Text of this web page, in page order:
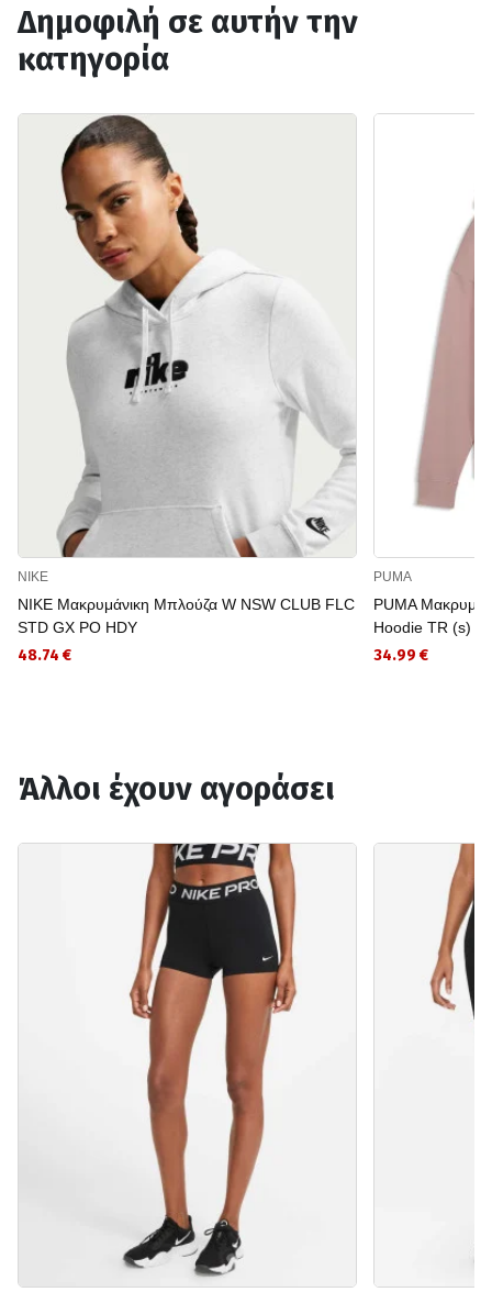
Δημοφιλή σε αυτήν την
κατηγορία
NIKE
NIKE Μακρυμάνικη Μπλούζα W NSW CLUB FLC
STD GX PO HDY
48.74 €
PUMA
PUMA
Hoodie TR (s)
34.99 €
Άλλοι έχουν αγοράσει